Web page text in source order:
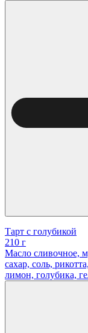
Тарт с голубикой
210 г
Масло сливочное,
сахар, соль,
лимон, голубика,